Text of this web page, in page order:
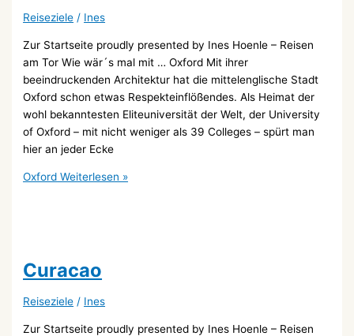
Reiseziele / Ines
Zur Startseite proudly presented by Ines Hoenle – Reisen
am Tor Wie wär´s mal mit … Oxford Mit ihrer
beeindruckenden Architektur hat die mittelenglische Stadt
Oxford schon etwas Respekteinflößendes. Als Heimat der
wohl bekanntesten Eliteuniversität der Welt, der University
of Oxford – mit nicht weniger als 39 Colleges – spürt man
hier an jeder Ecke
Oxford Weiterlesen »
Curacao
Reiseziele / Ines
Zur Startseite proudly presented by Ines Hoenle – Reisen